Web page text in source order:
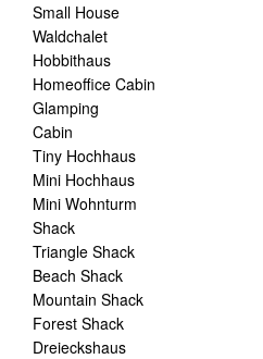
Small House
Waldchalet
Hobbithaus
Homeoffice Cabin
Glamping
Cabin
Tiny Hochhaus
Mini Hochhaus
Mini Wohnturm
Shack
Triangle Shack
Beach Shack
Mountain Shack
Forest Shack
Dreieckshaus